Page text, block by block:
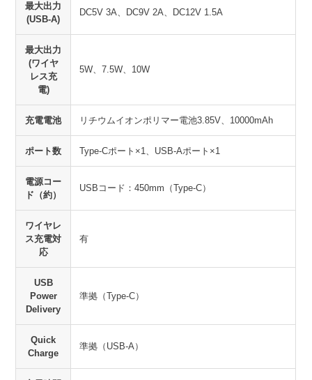
最大出力
(USB-A)
DC5V 3A、DC9V 2A、DC12V 1.5A
最大出力
(ワイヤ
レス充
電)
5W、7.5W、10W
充電電池 リチウムイオンポリマー電池3.85V、10000mAh
ポート数 Type-Cポート×1、USB-Aポート×1
電源コー
ド（約）
USBコード：450mm（Type-C）
ワイヤレ
ス充電対
応
有
USB
Power
Delivery
準拠（Type-C）
Quick
Charge
準拠（USB-A）